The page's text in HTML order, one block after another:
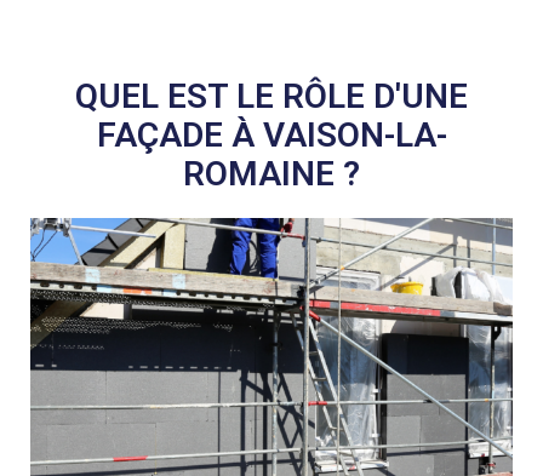
QUEL EST LE RÔLE D'UNE
FAÇADE À VAISON-LA-
ROMAINE ?